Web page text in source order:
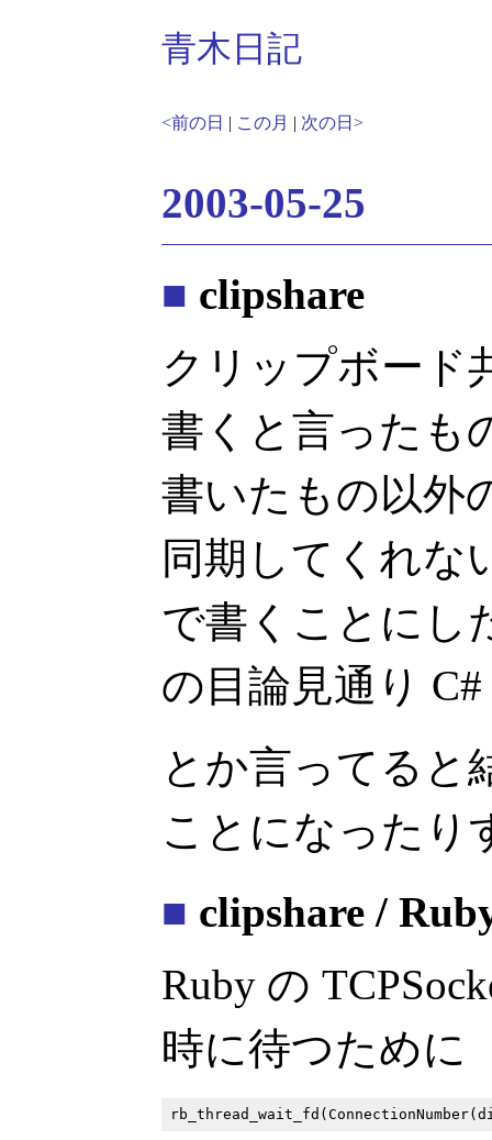
青木日記
<前の日 | この月 | 次の日>
2003-05-25
■ clipshare
クリップボード
書くと言ったも
書いたもの以外
同期してくれな
で書くことにし
の目論見通り
とか言ってると
ことになったり
■ clipshare /
Ruby の
時に待つために